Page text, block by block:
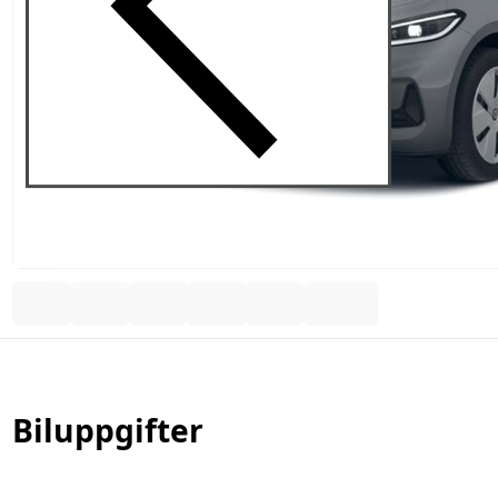
Biluppgifter